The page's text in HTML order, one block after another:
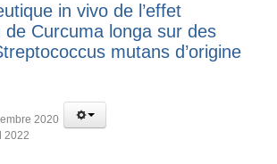
in vivo de l’effet
de Curcuma longa sur des
mutans d’origine
2020
2022